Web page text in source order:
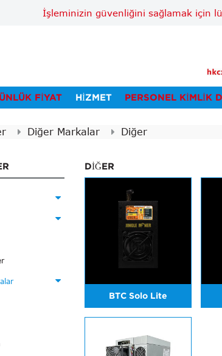
İşleminizin güvenliğini sağlamak için
FIYAT HIZMET PERSONEL KIMLIK
Diğer Markalar Diğer
DIĞER
BTC Solo Lite